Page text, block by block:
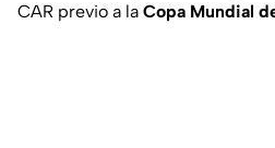
CAR previo a la Copa Mundial